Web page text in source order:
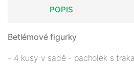
POPIS
Betlémové figurky
- 4 kusy v sadě - pacholek s